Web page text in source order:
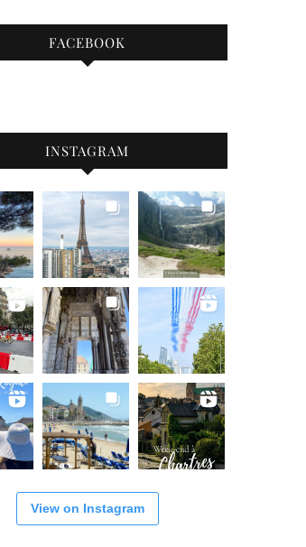
FACEBOOK
INSTAGRAM
View on Instagram